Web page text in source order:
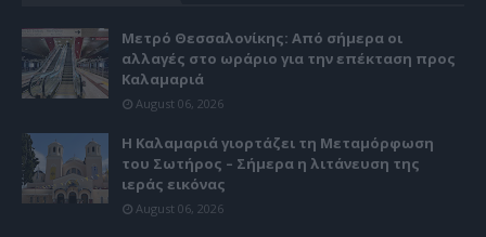
Μετρό Θεσσαλονίκης: Από σήμερα οι
αλλαγές στο ωράριο για την επέκταση προς
Καλαμαριά
August 06, 2026
Η Καλαμαριά γιορτάζει τη Μεταμόρφωση
του Σωτήρος – Σήμερα η λιτάνευση της
ιεράς εικόνας
August 06, 2026